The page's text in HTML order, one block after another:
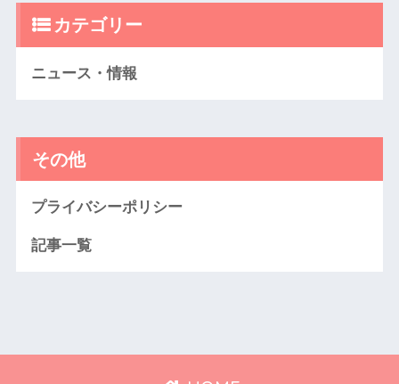
カテゴリー
ニュース・情報
その他
プライバシーポリシー
記事一覧